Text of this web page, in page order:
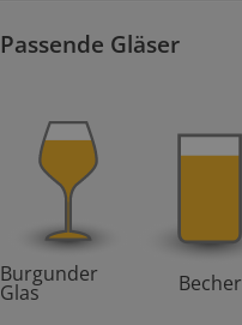
Passende Gläser
Burgunder
Glas Becher